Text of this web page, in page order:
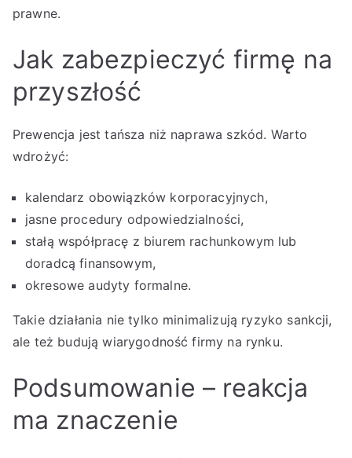
prawne.
Jak zabezpieczyć firmę na
przyszłość
Prewencja jest tańsza niż naprawa szkód. Warto
wdrożyć:
kalendarz obowiązków korporacyjnych,
jasne procedury odpowiedzialności,
stałą współpracę z biurem rachunkowym lub
doradcą finansowym,
okresowe audyty formalne.
Takie działania nie tylko minimalizują ryzyko sankcji,
ale też budują wiarygodność firmy na rynku.
Podsumowanie – reakcja
ma znaczenie